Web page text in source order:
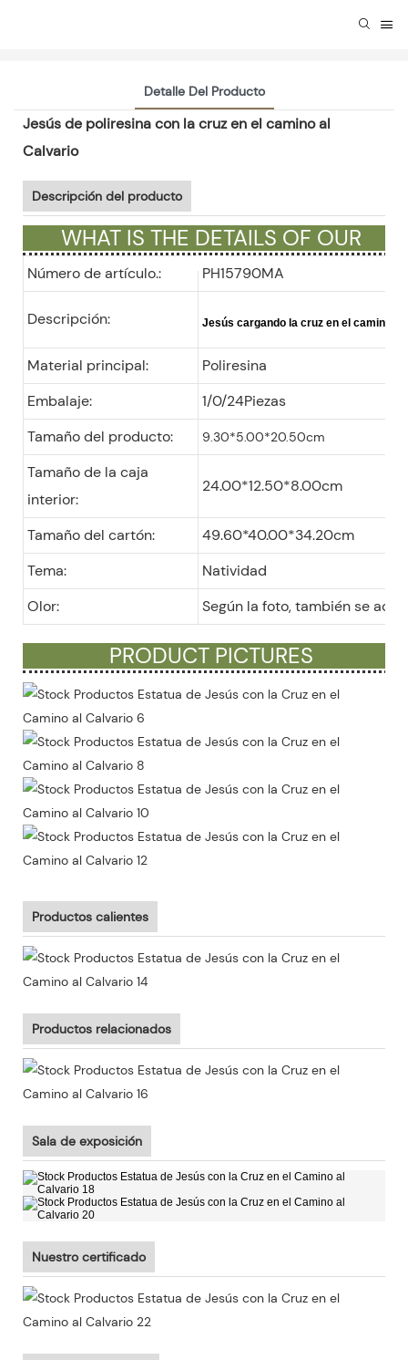
Detalle Del Producto
Jesús de poliresina con la cruz en el camino al
Calvario
Descripción del producto
WHAT IS THE DETAILS OF OUR
GIFTS ?
Número de artículo.: PH15790MA
Descripción: Jesús cargando la cruz en el camino
Material principal:
Poliresina
Embalaje:
1/0/24Piezas
Tamaño del producto:
9.30*5.00*20.50cm
Tamaño de la caja
interior:
24.00*12.50*8.00cm
Tamaño del cartón:
49.60*40.00*34.20cm
Tema:
Natividad
Olor:
Según la foto, también se
PRODUCT PICTURES
Productos calientes
Productos relacionados
Sala de exposición
Nuestro certificado